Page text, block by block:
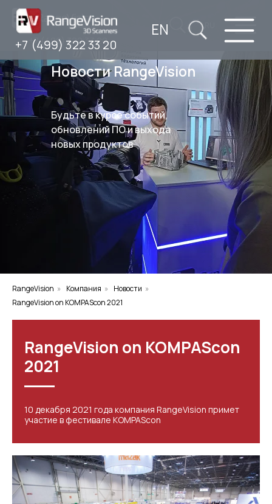
+7 (499) 322 33 20
+7 (499) 322 33 20
EN
Будьте в курсе событий,
обновлений ПО и выхода
новых продуктов
Новости RangeVision
RangeVision » Компания » Новости »
RangeVision on KOMPAScon 2021
RangeVision on KOMPAScon
2021
10 декабря 2021 года компания RangeVision примет
участие в фестивале KOMPAScon